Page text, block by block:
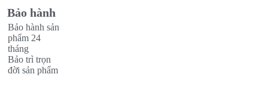
Bảo hành
Bảo hành sản
phẩm 24
tháng
Bảo trì trọn
đời sản phẩm